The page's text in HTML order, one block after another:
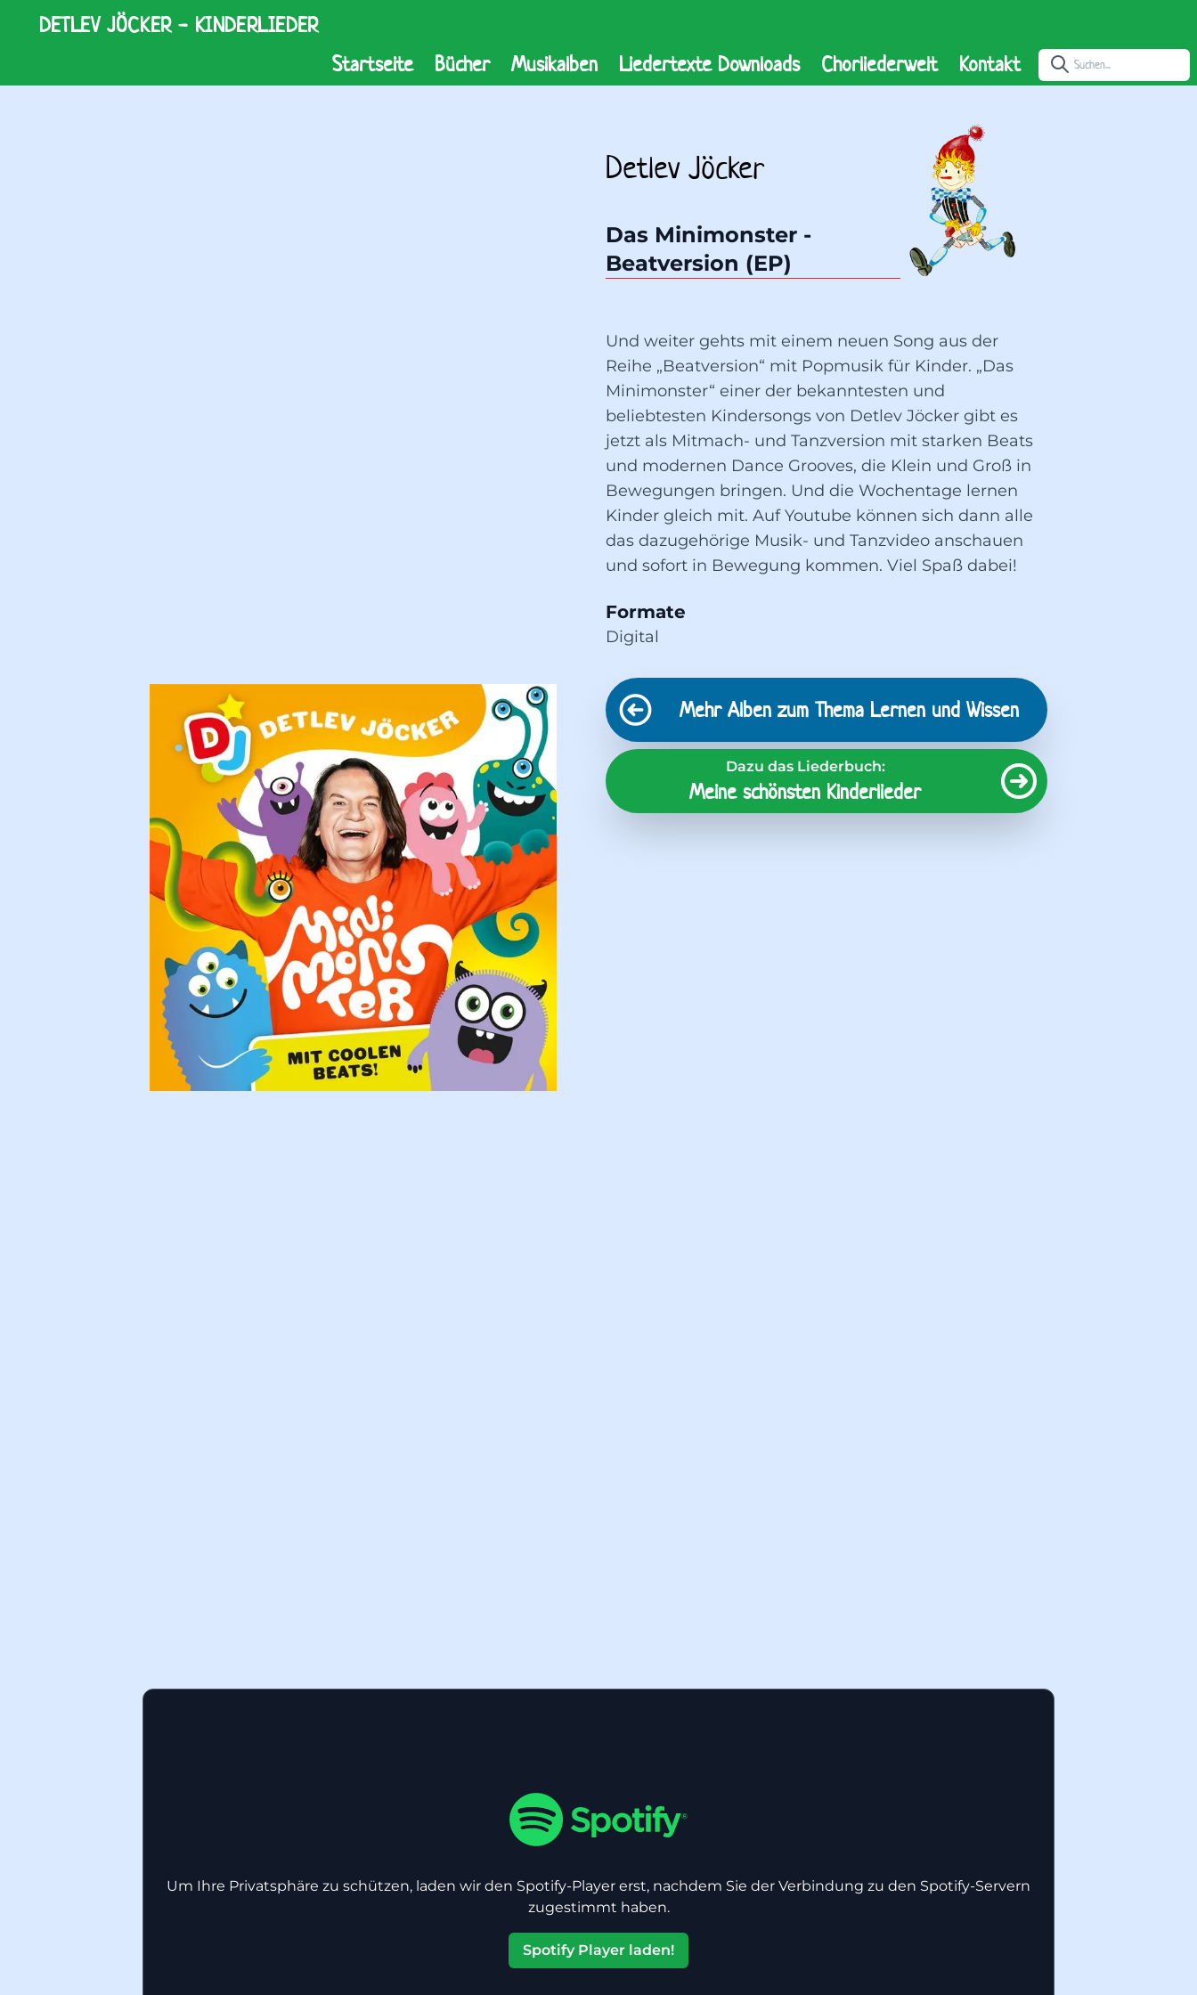
DETLEV JÖCKER - KINDERLIEDER
Startseite
Bücher Musikalben Liedertexte Downloads Chorliederwelt Kontakt
Detlev Jöcker
Das Minimonster -
Beatversion (EP)
Und weiter gehts mit einem neuen Song aus der
Reihe „Beatversion“ mit Popmusik für Kinder. „Das
Minimonster“ einer der bekanntesten und
beliebtesten Kindersongs von Detlev Jöcker gibt es
jetzt als Mitmach- und Tanzversion mit starken Beats
und modernen Dance Grooves, die Klein und Groß in
Bewegungen bringen. Und die Wochentage lernen
Kinder gleich mit. Auf Youtube können sich dann alle
das dazugehörige Musik- und Tanzvideo anschauen
und sofort in Bewegung kommen. Viel Spaß dabei!
Formate
Digital
Mehr Alben zum Thema Lernen und Wissen
Dazu das Liederbuch:
Meine schönsten Kinderlieder
Um Ihre Privatsphäre zu schützen, laden wir den Spotify-Player erst, nachdem Sie der Verbindung zu den Spotify-Servern
zugestimmt haben.
Spotify Player laden!